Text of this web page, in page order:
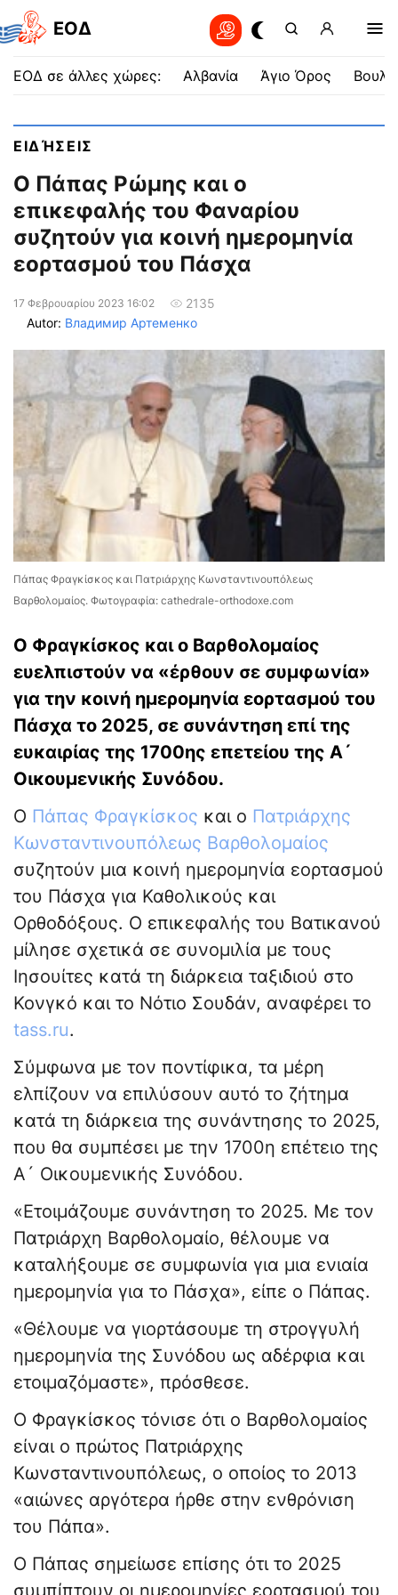
EOΔ
ΕΟΔ σε άλλες χώρες: Αλβανία Άγιο Όρος
ΕΙΔΉΣΕΙΣ
Ο Πάπας Ρώμης και ο
επικεφαλής του Φαναρίου
συζητούν για κοινή ημερομηνία
εορτασμού του Πάσχα
17 Φεβρουαρίου 2023 16:02
2135
Autor: Владимир Артеменко
Πάπας Φραγκίσκος και Πατριάρχης Κωνσταντινουπόλεως
Βαρθολομαίος. Φωτογραφία: cathedrale-orthodoxe.com
Ο Φραγκίσκος και ο Βαρθολομαίος
ευελπιστούν να «έρθουν σε συμφωνία»
για την κοινή ημερομηνία εορτασμού του
Πάσχα το 2025, σε συνάντηση επί της
ευκαιρίας της 1700ης επετείου της Α´
Οικουμενικής Συνόδου.
Ο Πάπας Φραγκίσκος και ο Πατριάρχης
Κωνσταντινουπόλεως Βαρθολομαίος
συζητούν μια κοινή ημερομηνία εορτασμού
του Πάσχα για Καθολικούς και
Ορθοδόξους. Ο επικεφαλής του Βατικανού
μίλησε σχετικά σε συνομιλία με τους
Ιησουίτες κατά τη διάρκεια ταξιδιού στο
Κονγκό και το Νότιο Σουδάν, αναφέρει το
tass.ru.
Σύμφωνα με τον ποντίφικα, τα μέρη
ελπίζουν να επιλύσουν αυτό το ζήτημα
κατά τη διάρκεια της συνάντησης το 2025,
που θα συμπέσει με την 1700η επέτειο της
Α´ Οικουμενικής Συνόδου.
«Ετοιμάζουμε συνάντηση το 2025. Με τον
Πατριάρχη Βαρθολομαίο, θέλουμε να
καταλήξουμε σε συμφωνία για μια ενιαία
ημερομηνία για το Πάσχα», είπε ο Πάπας.
«Θέλουμε να γιορτάσουμε τη στρογγυλή
ημερομηνία της Συνόδου ως αδέρφια και
ετοιμαζόμαστε», πρόσθεσε.
Ο Φραγκίσκος τόνισε ότι ο Βαρθολομαίος
είναι ο πρώτος Πατριάρχης
Κωνσταντινουπόλεως, ο οποίος το 2013
«αιώνες αργότερα ήρθε στην ενθρόνιση
του Πάπα».
Ο Πάπας σημείωσε επίσης ότι το 2025